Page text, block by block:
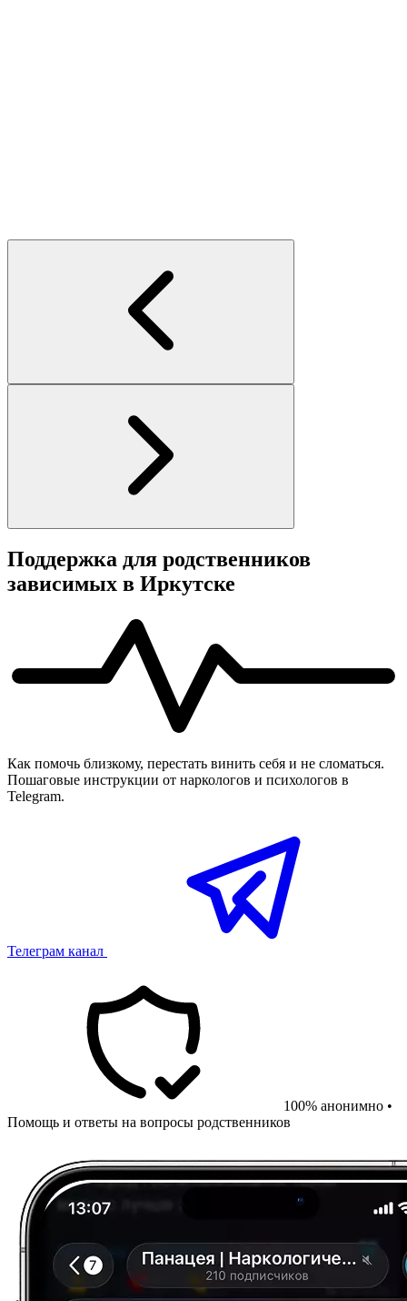
Поддержка для родственников
зависимых в Иркутске
Как помочь близкому, перестать винить себя и не сломаться.
Пошаговые инструкции от наркологов и психологов в
Telegram.
Телеграм канал
100% анонимно •
Помощь и ответы на вопросы родственников